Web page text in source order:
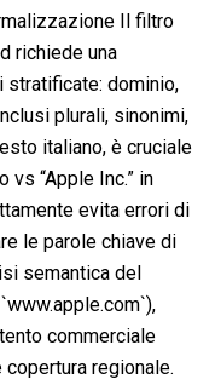
Il filtro
richiede una
stratificate: dominio,
plurali, sinonimi,
italiano, è cruciale
vs “Apple Inc.” in
evita errori di
le parole chiave di
semantica del
commerciale
regionale.